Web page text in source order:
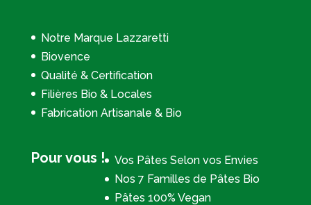
Notre Marque Lazzaretti
Biovence
Qualité & Certification
Filières Bio & Locales
Fabrication Artisanale & Bio
Pour vous !
Vos Pâtes Selon vos Envies
Nos 7 Familles de Pâtes Bio
Pâtes 100% Vegan